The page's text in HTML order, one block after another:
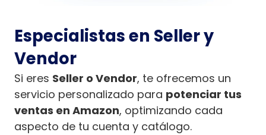
Especialistas en Seller y
Vendor
Si eres Seller o Vendor, te ofrecemos un
servicio personalizado para potenciar tus
ventas en Amazon, optimizando cada
aspecto de tu cuenta y catálogo.